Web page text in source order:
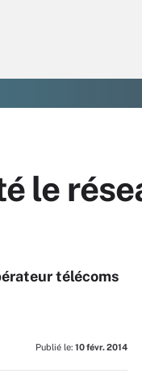
le
télécoms
Publié le: 10 févr. 2014